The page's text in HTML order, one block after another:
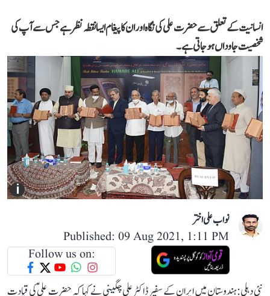
انسانیت کے تعلق سے حضرت علی کی نگاہ اور ان کا پیغام ایسا نقطہ نظر ہے جس سے آپ کی
شخصیت جاوداں ہو جاتی ہے۔
i
نواب علی اختر
Published: 09 Aug 2021, 1:11 PM
Follow us on:
نئی دہلی: ہندوستان میں ایران کے سفیر ڈاکٹرعلی چگینی نے کہا کہ حضرت علیؑ کی قیادت